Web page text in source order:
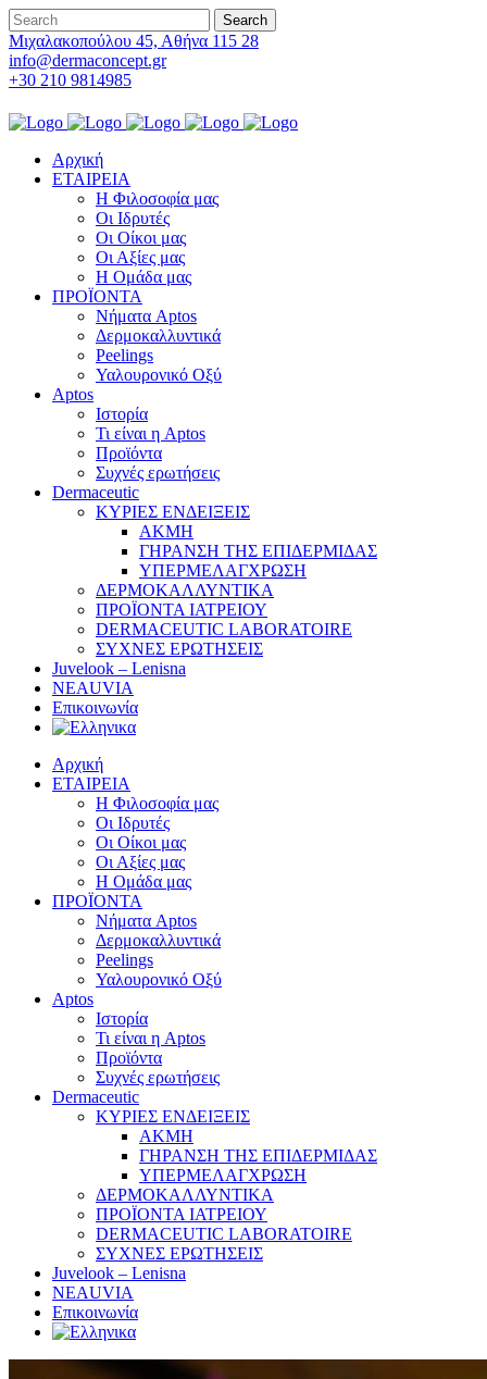
Μιχαλακοπούλου 45, Αθήνα 115 28
info@dermaconcept.gr
+30 210 9814985
Αρχική
ΕΤΑΙΡΕΙΑ
Η Φιλοσοφία μας
Οι Ιδρυτές
Οι Οίκοι μας
Οι Αξίες μας
Η Ομάδα μας
ΠΡΟΪΟΝΤΑ
Νήματα Aptos
Δερμοκαλλυντικά
Peelings
Υαλουρονικό Οξύ
Aptos
Ιστορία
Τι είναι η Aptos
Προϊόντα
Συχνές ερωτήσεις
Dermaceutic
ΚΥΡΙΕΣ ΕΝΔΕΙΞΕΙΣ
ΑΚΜΗ
ΓΗΡΑΝΣΗ ΤΗΣ ΕΠΙΔΕΡΜΙΔΑΣ
ΥΠΕΡΜΕΛΑΓΧΡΩΣΗ
ΔΕΡΜΟΚΑΛΛΥΝΤΙΚΑ
ΠΡΟΪΟΝΤΑ ΙΑΤΡΕΙΟΥ
DERMACEUTIC LABORATOIRE
ΣΥΧΝΕΣ ΕΡΩΤΗΣΕΙΣ
Juvelook – Lenisna
NEAUVIA
Επικοινωνία
Αρχική
ΕΤΑΙΡΕΙΑ
Η Φιλοσοφία μας
Οι Ιδρυτές
Οι Οίκοι μας
Οι Αξίες μας
Η Ομάδα μας
ΠΡΟΪΟΝΤΑ
Νήματα Aptos
Δερμοκαλλυντικά
Peelings
Υαλουρονικό Οξύ
Aptos
Ιστορία
Τι είναι η Aptos
Προϊόντα
Συχνές ερωτήσεις
Dermaceutic
ΚΥΡΙΕΣ ΕΝΔΕΙΞΕΙΣ
ΑΚΜΗ
ΓΗΡΑΝΣΗ ΤΗΣ ΕΠΙΔΕΡΜΙΔΑΣ
ΥΠΕΡΜΕΛΑΓΧΡΩΣΗ
ΔΕΡΜΟΚΑΛΛΥΝΤΙΚΑ
ΠΡΟΪΟΝΤΑ ΙΑΤΡΕΙΟΥ
DERMACEUTIC LABORATOIRE
ΣΥΧΝΕΣ ΕΡΩΤΗΣΕΙΣ
Juvelook – Lenisna
NEAUVIA
Επικοινωνία